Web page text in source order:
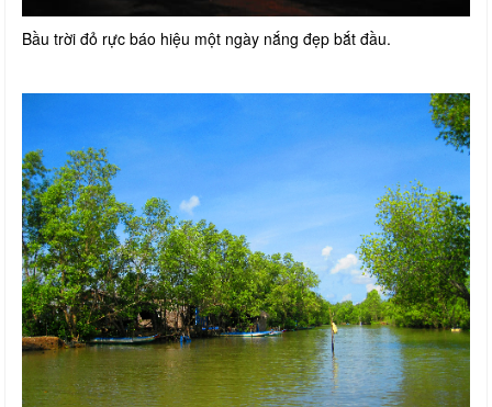
Bầu trời đỏ rực báo hiệu một ngày nắng đẹp bắt đầu.